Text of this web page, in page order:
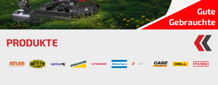
Gute
Gebrauchte
PRODUKTE